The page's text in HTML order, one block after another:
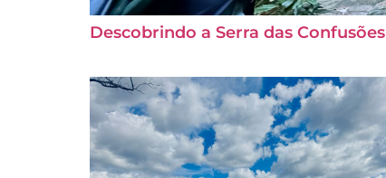
Descobrindo a Serra das Confusões